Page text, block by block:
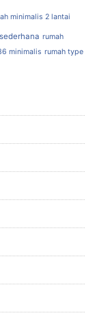
minimalis 2 lantai
rumah
minimalis rumah type